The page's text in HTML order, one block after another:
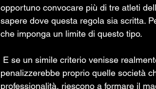
opportuno convocare più di tre atleti
sapere dove questa regola sia scritta.
che imponga un limite di questo tipo.
penalizzerebbe proprio quelle società
professionalità, riescono a formare il